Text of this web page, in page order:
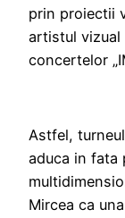
prin proiectii
artistul vizual
concertelor
Astfel, turneul
aduca in fata
Mircea ca